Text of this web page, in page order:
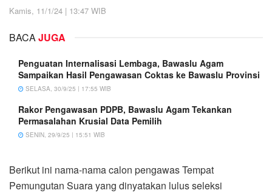
Kamis, 11/1/24 | 13:47 WIB
BACAJUGA
Penguatan Internalisasi Lembaga, Bawaslu Agam
Sampaikan Hasil Pengawasan Coktas ke Bawaslu Provinsi
SELASA, 30/9/25 | 17:55 WIB
Rakor Pengawasan PDPB, Bawaslu Agam Tekankan
Permasalahan Krusial Data Pemilih
SENIN, 29/9/25 | 15:51 WIB
Berikut ini nama-nama calon pengawas Tempat
Pemungutan Suara yang dinyatakan lulus seleksi